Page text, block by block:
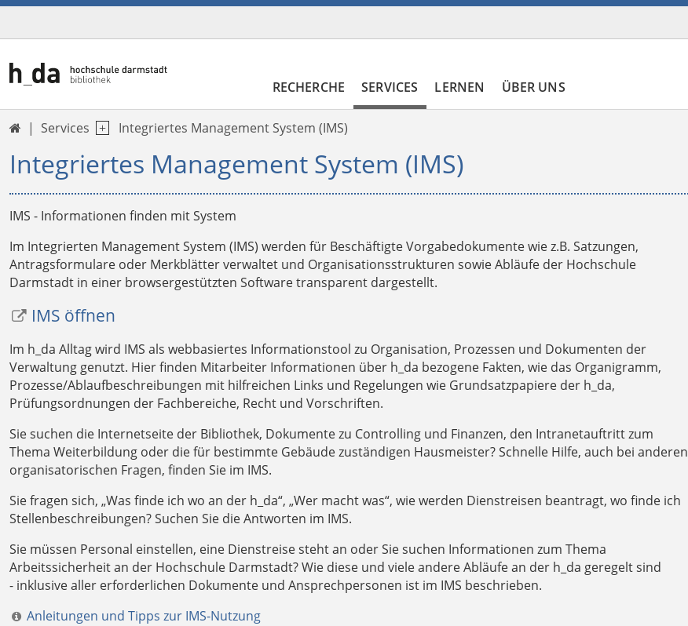
RECHERCHE SERVICES LERNEN ÜBER UNS
 Services Integriertes Management System (IMS)
Integriertes Management System (IMS)
IMS - Informationen finden mit System
Im Integrierten ManagementSystem (IMS) werden für Beschäftigte Vorgabedokumente wie z.B. Satzungen,
Antragsformulare oder Merkblätter verwaltet und Organisationsstrukturen sowie Abläufe der Hochschule
Darmstadt in einer browsergestützten Software transparent dargestellt.
IMS öffnen
Im h_da Alltag wird IMS als webbasiertes Informationstool zu Organisation, Prozessen und Dokumenten der
Verwaltung genutzt. Hier finden Mitarbeiter Informationen über h_da bezogene Fakten, wie das Organigramm,
Prozesse/Ablaufbeschreibungen mit hilfreichen Links und Regelungen wie Grundsatzpapiere der h_da,
Prüfungsordnungen der Fachbereiche, Recht und Vorschriften.
Sie suchen die Internetseite der Bibliothek, Dokumente zu Controlling und Finanzen, den Intranetauftritt zum
Thema Weiterbildung oder die für bestimmte Gebäude zuständigen Hausmeister? Schnelle Hilfe, auch bei anderen
organisatorischen Fragen, finden Sie im IMS.
Sie fragen sich, „Was finde ich wo an der h_da“, „Wer macht was“, wie werden Dienstreisen beantragt, wo finde ich
Stellenbeschreibungen? Suchen Sie die Antworten im IMS.
Sie müssen Personal einstellen, eine Dienstreise steht an oder Sie suchen Informationen zum Thema
Arbeitssicherheit an der Hochschule Darmstadt? Wie diese und viele andere Abläufe an der h_da geregelt sind
- inklusive aller erforderlichen Dokumente und Ansprechpersonen ist im IMS beschrieben.
Anleitungen und Tipps zur IMS-Nutzung